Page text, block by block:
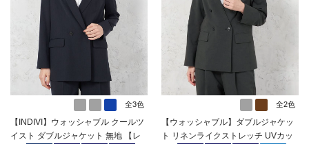
全3色
【INDIVI】ウォッシャブル クールツ
イスト ダブルジャケット 無地 【レ
全2色
【ウォッシャブル】ダブルジャケッ
ト リネンライクストレッチ UVカッ